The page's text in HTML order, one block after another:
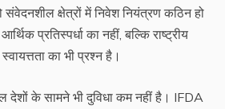
संवेदनशील क्षेत्रों में निवेश नियंत्रण कठिन हो
प्रतिस्पर्धा का नहीं, बल्कि राष्ट्रीय
का भी प्रश्न है।
देशों के सामने भी दुविधा कम नहीं है। IFDA